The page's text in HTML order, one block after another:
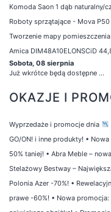
Komoda Saon 1 dąb naturalny/
Roboty sprzątające - Mova
Tworzenie mapy pomieszczenia
Amica DIM48A10ELONSCiD
Sobota, 08 sierpnia
Już wkrótce będą dostępne ...
OKAZJE I
Wyprzedaże i promocje dnia
GO/ON! i inne produkty! • Nowa
50% taniej! • Abra Meble –
Stelażowy Bestway –
Polonia Azer -70%! •
prawe -60%! • Nowa